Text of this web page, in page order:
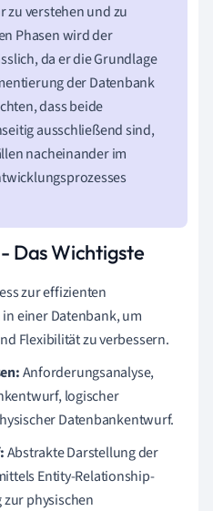
zu verstehen und zu
Phasen wird der
da er die Grundlage
der Datenbank
dass beide
ausschließend sind,
nacheinander im
Das Wichtigste
zur effizienten
einer Datenbank, um
Flexibilität zu verbessern.
Anforderungsanalyse,
logischer
Datenbankentwurf.
Abstrakte Darstellung der
Entity-Relationship-
zur physischen